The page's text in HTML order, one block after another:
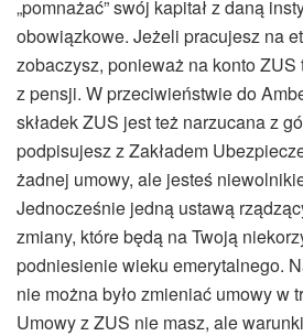
„pomnażać” swój kapitał z daną
obowiązkowe. Jeżeli pracujesz na
zobaczysz, ponieważ na konto
z pensji. W przeciwieństwie do
składek ZUS jest też narzucana z
podpisujesz z Zakładem
żadnej umowy, ale jesteś
Jednocześnie jedną ustawą
zmiany, które będą na Twoją
podniesienie wieku emerytalnego.
nie można było zmieniać umowy w
Umowy z ZUS nie masz, ale